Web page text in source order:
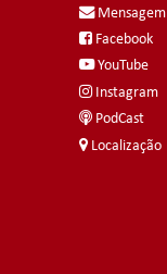
Mensagem
Facebook
YouTube
Instagram
PodCast
Localização